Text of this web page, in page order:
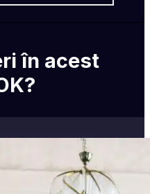
în acest